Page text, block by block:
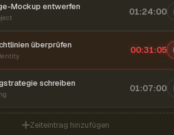
Mockup entwerfen 01:24:00
überprüfen 00:31:06
schreiben 01:07:00
Zeiteintrag hinzufügen